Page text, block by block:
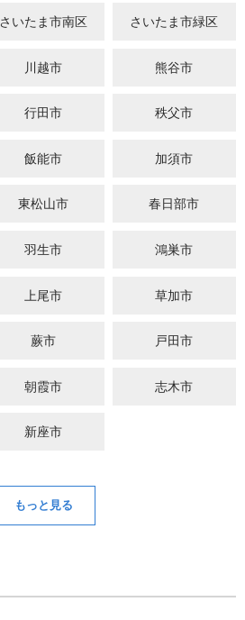
さいたま市南区 さいたま市緑区
川越市 熊谷市
行田市 秩父市
飯能市 加須市
東松山市 春日部市
羽生市 鴻巣市
上尾市 草加市
蕨市 戸田市
朝霞市 志木市
新座市
もっと見る